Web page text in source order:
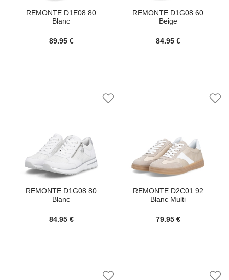
REMONTE D1E08.80
Blanc
89.95 €
REMONTE D1G08.60
Beige
84.95 €
REMONTE D1G08.80
Blanc
84.95 €
REMONTE D2C01.92
Blanc Multi
79.95 €